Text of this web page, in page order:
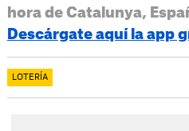
hora de Catalunya,
Descárgate aquí la app
LOTERÍA